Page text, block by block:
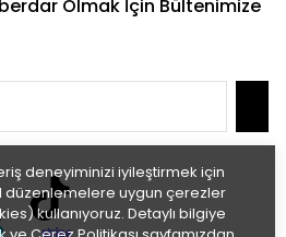
deneyiminizi iyileştirmek için
düzenlemelere uygun çerezler
kullanıyoruz. Detaylı bilgiye
Olmak İçin Bültenimize